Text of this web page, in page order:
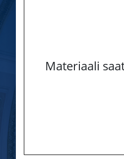
Materiaali